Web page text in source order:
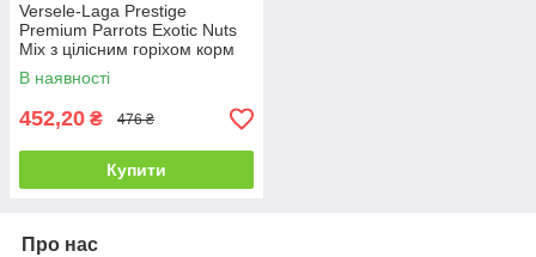
Versele-Laga Prestige
Premium Parrots Exotic Nuts
Mix з цілісним горіхом корм
для великих папуг - 0,75 кг
В наявності
452,20 ₴ 476 ₴
Купити
Про нас